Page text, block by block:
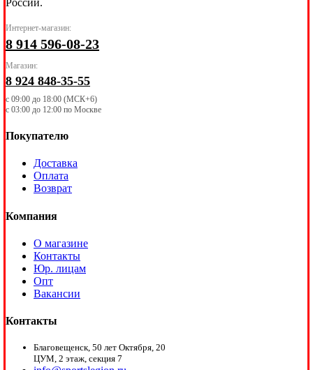
Интернет-магазин:
8 914 596-08-23
Магазин:
8 924 848-35-55
с 09:00 до 18:00 (МСК+6)
с 03:00 до 12:00 по Москве
Покупателю
Доставка
Оплата
Возврат
Компания
О магазине
Контакты
Юр. лицам
Опт
Вакансии
Контакты
Благовещенск, 50 лет Октября, 20
ЦУМ, 2 этаж, секция 7